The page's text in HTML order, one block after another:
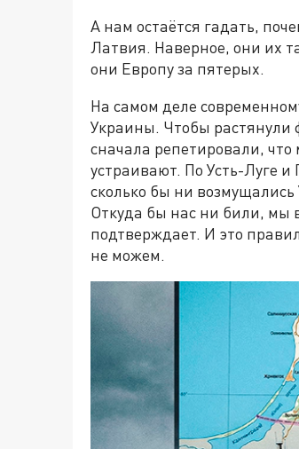
А нам остаётся гадать,
Латвия. Наверное, они их
они Европу за пятерых.
На самом деле
Украины. Чтобы растянули
сначала репетировали,
устраивают. По Усть-Луге
сколько бы ни
Откуда бы нас ни били, мы
подтверждает. И это
не можем.